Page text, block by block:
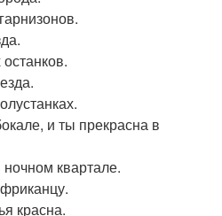
и ты прекрасна в
квартале.
красна.